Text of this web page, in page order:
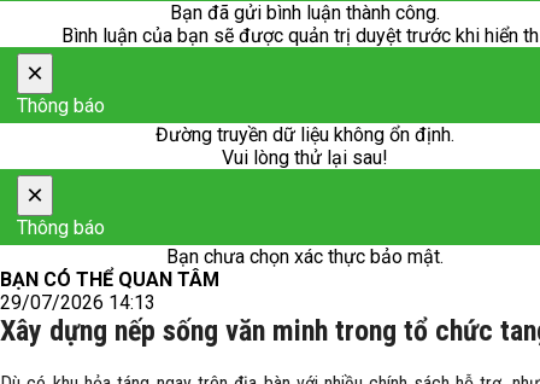
Bạn đã gửi bình luận thành công.
Bình luận của bạn sẽ được quản trị duyệt trước khi hiển
×
Thông báo
Đường truyền dữ liệu không ổn định.
Vui lòng thử lại sau!
×
Thông báo
Bạn chưa chọn xác thực bảo mật.
BẠN CÓ THỂ QUAN TÂM
29/07/2026 14:13
Xây dựng nếp sống văn minh trong tổ chức